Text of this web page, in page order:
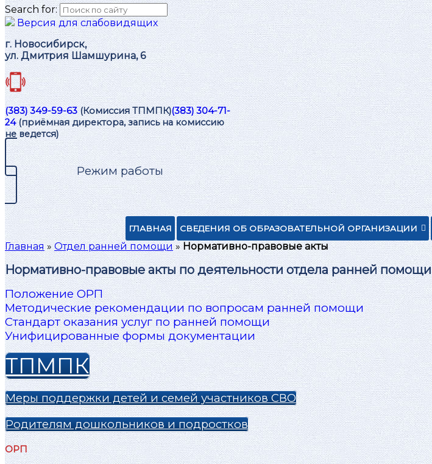
Search for:
Версия для слабовидящих
г. Новосибирск,
ул. Дмитрия Шамшурина, 6
(383) 349-59-63(Комиссия ТПМПК)(383) 304-71-
24(приёмная директора, запись на комиссию
не ведется)
Режим работы
ГЛАВНАЯ СВЕДЕНИЯ ОБ ОБРАЗОВАТЕЛЬНОЙ ОРГАНИЗАЦИИ
Главная » Отдел ранней помощи»Нормативно-правовые акты
Нормативно-правовые акты по деятельности отдела ранней помощи
Положение ОРП
Методические рекомендации по вопросам ранней помощи
Стандарт оказания услуг по ранней помощи
Унифицированные формы документации
ТПМПК
Меры поддержки детей и семей участников СВО
Родителям дошкольников и подростков
ОРП